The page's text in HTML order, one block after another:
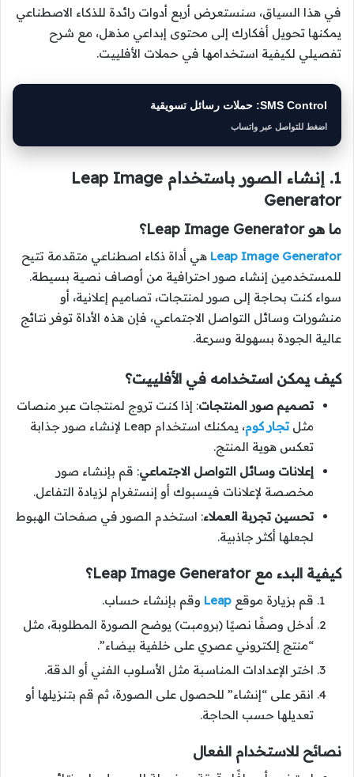
في هذا السياق، سنستعرض أربع أدوات رائدة للذكاء الاصطناعي
يمكنها تحويل أفكارك إلى محتوى إبداعي مذهل، مع شرح
تفصيلي لكيفية استخدامها في حملات الأفلييت.
SMS Control: حملات رسائل تسويقية
اضغط للتواصل عبر واتساب
1. إنشاء الصور باستخدام Leap Image
Generator
ما هو Leap Image Generator؟
Leap Image Generator هي أداة ذكاء اصطناعي متقدمة تتيح
للمستخدمين إنشاء صور احترافية من أوصاف نصية بسيطة.
سواء كنت بحاجة إلى صور لمنتجات، تصاميم إعلانية، أو
منشورات وسائل التواصل الاجتماعي، فإن هذه الأداة توفر نتائج
عالية الجودة بسهولة وسرعة.
كيف يمكن استخدامه في الأفلييت؟
تصميم صور المنتجات: إذا كنت تروج لمنتجات عبر منصات
مثلتجار كوم
، يمكنك استخدام Leap لإنشاء صور جذابة
تعكس هوية المنتج.
إعلانات وسائل التواصل الاجتماعي: قم بإنشاء صور
مخصصة لإعلانات فيسبوك أو إنستغرام لزيادة التفاعل.
تحسين تجربة العملاء: استخدم الصور في صفحات الهبوط
لجعلها أكثر جاذبية.
كيفية البدء مع Leap Image Generator؟
قم بزيارة موقع Leap وقم بإنشاء حساب.
أدخل وصفًا نصيًا (برومبت) يوضح الصورة المطلوبة، مثل
“منتج إلكتروني عصري على خلفية بيضاء”.
اختر الإعدادات المناسبة مثل الأسلوب الفني أو الدقة.
انقر على “إنشاء” للحصول على الصورة، ثم قم بتنزيلها أو
تعديلها حسب الحاجة.
نصائح للاستخدام الفعال